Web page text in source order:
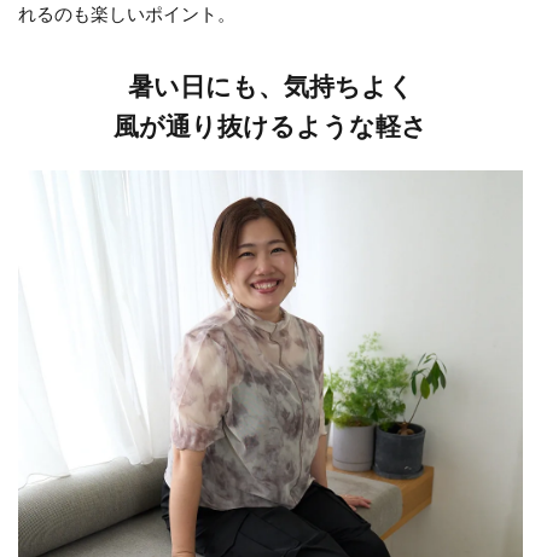
れるのも楽しいポイント。
暑い日にも、気持ちよく
風が通り抜けるような軽さ